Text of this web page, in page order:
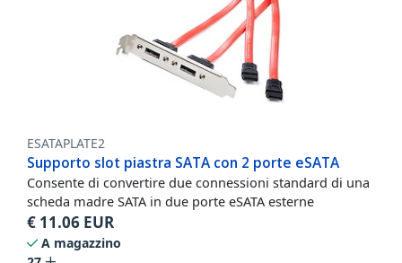
ESATAPLATE2
Supporto slot piastra SATA con 2 porte eSATA
Consente di convertire due connessioni standard di una
scheda madre SATA in due porte eSATA esterne
€ 11.06 EUR
A magazzino